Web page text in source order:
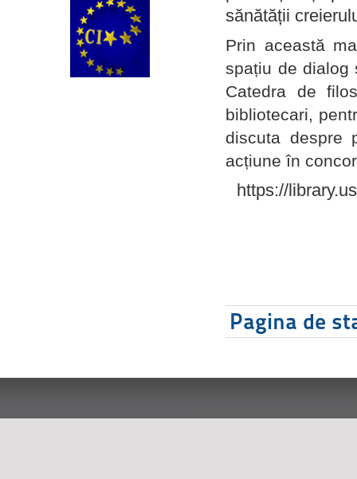
sănătății
Prin această
spațiu de dialog
Catedra de
bibliotecari,
discuta despre
acțiune în
https://
Pagina de